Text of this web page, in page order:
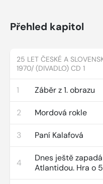
Přehled kapitol
25 LET ČESKÉ A
1970/ (DIVADLO) CD 1
1 Záběr z 1. obrazu
2 Mordová rokle
3 Paní Kalafová
4
Dnes ještě
Atlantidou. Hra o